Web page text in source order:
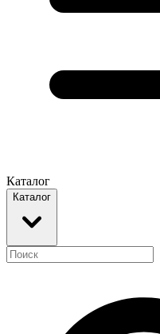
Каталог
Каталог